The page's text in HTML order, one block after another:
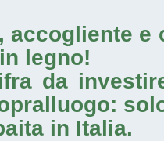
accogliente
legno!
da
in Italia.